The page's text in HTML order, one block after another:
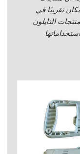
تقريبًا في
النايلون